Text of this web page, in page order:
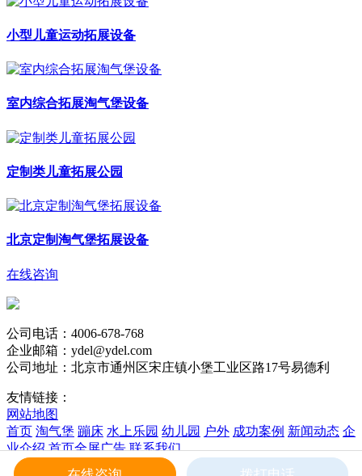
小型儿童运动拓展设备
室内综合拓展淘气堡设备
定制类儿童拓展公园
北京定制淘气堡拓展设备
在线咨询
公司电话：4006-678-768
企业邮箱：ydel@ydel.com
公司地址：北京市通州区宋庄镇小堡工业区路17号易德利
友情链接：
网站地图
首页 淘气堡 蹦床 水上乐园 幼儿园 户外 成功案例 新闻动态 企
业介绍 首页全屏广告 联系我们
版权所有 易德利 Copyright © 2017 Rights Reserved